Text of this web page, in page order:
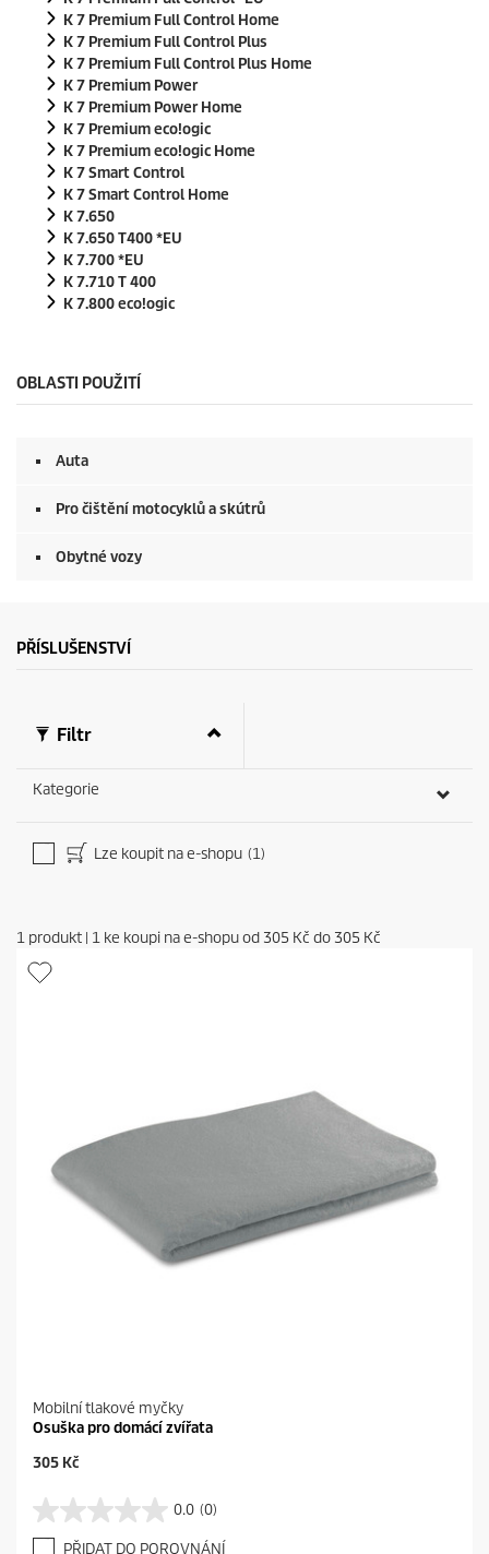
K 7 Premium Full Control Home
K 7 Premium Full Control Plus
K 7 Premium Full Control Plus Home
K 7 Premium Power
K 7 Premium Power Home
K 7 Premiumeco!ogic
K 7 Premiumeco!ogic Home
K 7 Smart Control
K 7 Smart Control Home
K 7.650
K 7.650 T400 *EU
K 7.700 *EU
K 7.710 T 400
K 7.800eco!ogic
OBLASTI POUŽITÍ
Auta
Pro čištění motocyklů a skútrů
Obytné vozy
PŘÍSLUŠENSTVÍ
Filtr
Kategorie
Lze koupit na e-shopu (1)
1 produkt | 1 ke koupi na e-shopu od 305 Kč do 305 Kč
Mobilní tlakové myčky
Osuška pro domácí zvířata
C
e
305 Kč
0.0 (0)
0
.
PŘIDAT DO POROVNÁNÍ